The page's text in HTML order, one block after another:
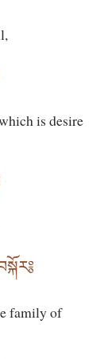
is desire
family of